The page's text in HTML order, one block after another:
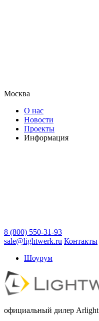
Москва
О нас
Новости
Проекты
Информация
8 (800) 550-31-93
sale@lightwerk.ru Контакты
Шоурум
официальный дилер Arlight